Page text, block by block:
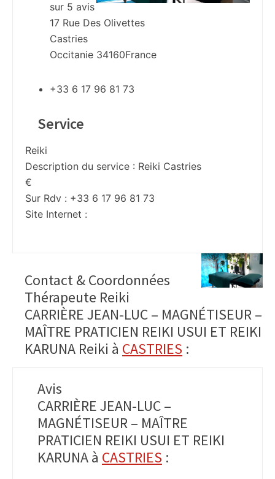
sur 5 avis
17 Rue Des Olivettes
Castries
Occitanie 34160France
+33 6 17 96 81 73
Service
Reiki
Description du service : Reiki Castries
€
Sur Rdv : +33 6 17 96 81 73
Site Internet :
Contact & Coordonnées
Thérapeute Reiki
CARRIÈRE JEAN-LUC – MAGNÉTISEUR –
MAÎTRE PRATICIEN REIKI USUI ET REIKI
KARUNA Reiki à CASTRIES :
Avis
CARRIÈRE JEAN-LUC –
MAGNÉTISEUR – MAÎTRE
PRATICIEN REIKI USUI ET REIKI
KARUNA à CASTRIES :